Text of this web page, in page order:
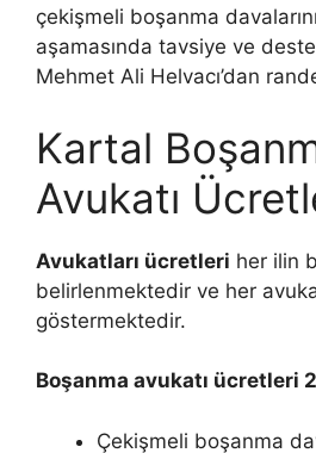
çekişmeli boşanma
aşamasında tavsiye ve
Mehmet Ali Helvacı’dan
Kartal
Avukatı
Avukatları ücretleri her ilin
belirlenmektedir ve her
göstermektedir.
Boşanma avukatı ücretleri
Çekişmeli boşanma